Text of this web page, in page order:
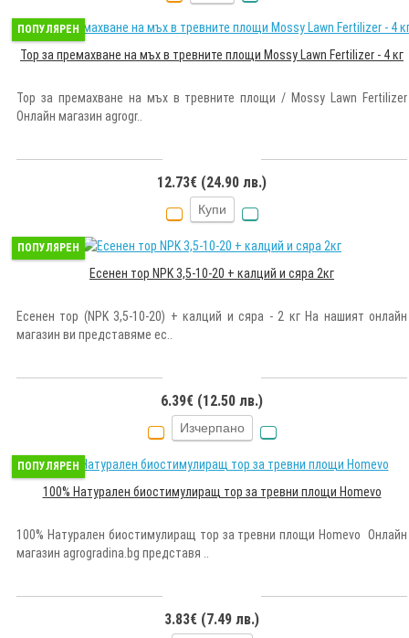
ПОПУЛЯРЕН
Тор за премахване на мъх в тревните площи Mossy Lawn Fertilizer - 4 кг
Тор за премахване на мъх в тревните площи / Mossy Lawn Fertilizer
Онлайн магазин agrogr..
12.73€ (24.90 лв.)
Купи
ПОПУЛЯРЕН
Есенен тор NPK 3,5-10-20 + калций и сяра 2кг
Есенен тор (NPK 3,5-10-20) + калций и сяра - 2 кг На нашият онлайн
магазин ви представяме ес..
6.39€ (12.50 лв.)
Изчерпано
ПОПУЛЯРЕН
100% Натурален биостимулиращ тор за тревни площи Homevo
100% Натурален биостимулиращ тор за тревни площи Homevo Онлайн
магазин agrogradina.bg представя ..
3.83€ (7.49 лв.)